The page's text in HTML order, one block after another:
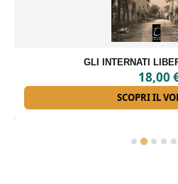
GLI INTERNATI
18,00
SCOPRI IL